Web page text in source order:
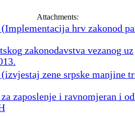
Attachments:
zakonodavstva vezanog uz
zaposlenje i ravnomjeran i